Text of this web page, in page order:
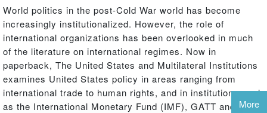
World politics in the post-Cold War world has become
increasingly institutionalized. However, the role of
international organizations has been overlooked in much
of the literature on international regimes. Now in
paperback, The United States and Multilateral Institutions
examines United States policy in areas ranging from
international trade to human rights, and in institutions such
as the International Monetary Fund (IMF), GATT and the
More